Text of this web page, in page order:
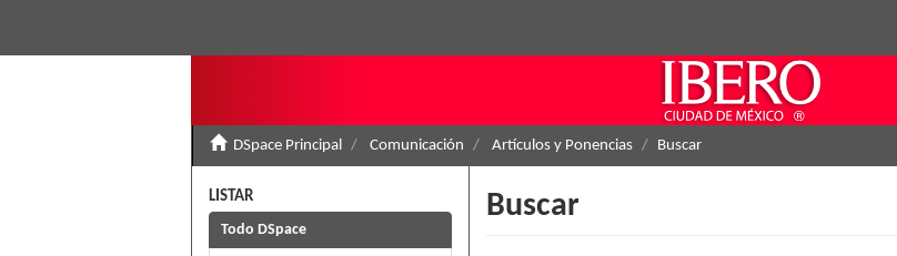
DSpace Principal Comunicación Artículos y Ponencias Buscar
Buscar
LISTAR
Todo DSpace